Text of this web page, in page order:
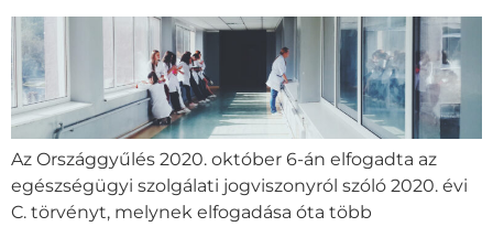
Az Országgyűlés 2020. október 6-án elfogadta az
egészségügyi szolgálati jogviszonyról szóló 2020. évi
C. törvényt, melynek elfogadása óta több